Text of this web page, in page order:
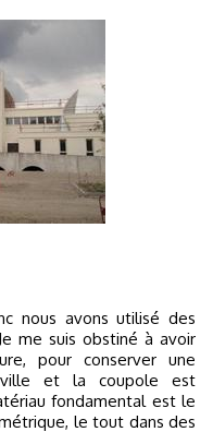
nous avons utilisé des
me suis obstiné à avoir
pour conserver une
ville et la coupole est
fondamental est le
le tout dans des